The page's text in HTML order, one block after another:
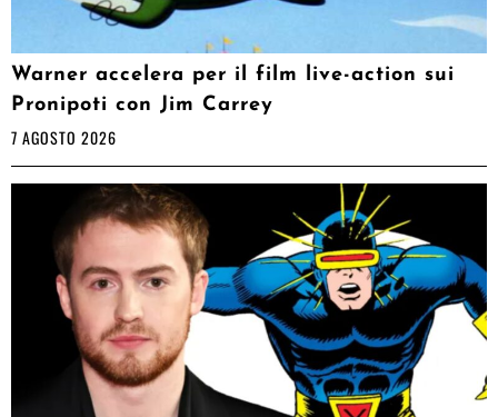
Warner accelera per il film live-action sui
Pronipoti con Jim Carrey
7 AGOSTO 2026